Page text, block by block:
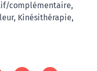
complémentaire,
Kinésithérapie,